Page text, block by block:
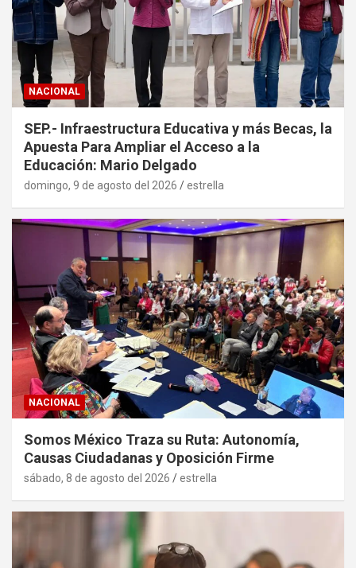
NACIONAL
SEP.- Infraestructura Educativa y más Becas, la
Apuesta Para Ampliar el Acceso a la
Educación: Mario Delgado
domingo, 9 de agosto del 2026 estrella
NACIONAL
Somos México Traza su Ruta: Autonomía,
Causas Ciudadanas y Oposición Firme
sábado, 8 de agosto del 2026 estrella